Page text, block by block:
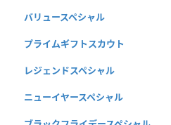
バリュースペシャル
プライムギフトスカウト
レジェンドスペシャル
ニューイヤースペシャル